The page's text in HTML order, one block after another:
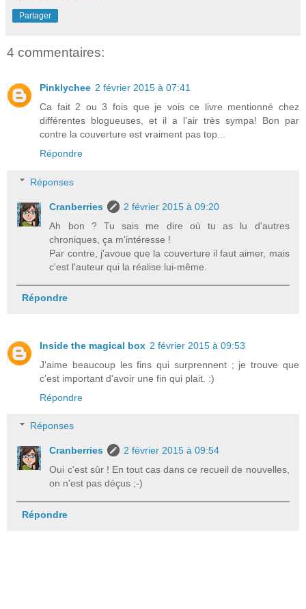
Partager
4 commentaires:
Pinklychee 2 février 2015 à 07:41
Ca fait 2 ou 3 fois que je vois ce livre mentionné chez
différentes blogueuses, et il a l'air très sympa! Bon par
contre la couverture est vraiment pas top...
Répondre
Réponses
Cranberries
2 février 2015 à 09:20
Ah bon ? Tu sais me dire où tu as lu d'autres
chroniques, ça m'intéresse !
Par contre, j'avoue que la couverture il faut aimer, mais
c'est l'auteur qui la réalise lui-même.
Répondre
Inside the magical box 2 février 2015 à 09:53
J'aime beaucoup les fins qui surprennent ; je trouve que
c'est important d'avoir une fin qui plait. :)
Répondre
Réponses
Cranberries
2 février 2015 à 09:54
Oui c'est sûr ! En tout cas dans ce recueil de nouvelles,
on n'est pas déçus ;-)
Répondre